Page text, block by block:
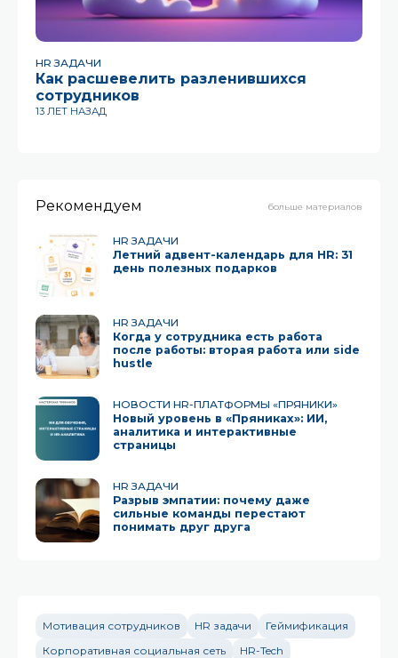
HR ЗАДАЧИ
Как расшевелить разленившихся
сотрудников
13 ЛЕТ НАЗАД
Рекомендуем больше материалов
HR ЗАДАЧИ
Летний адвент-календарь для HR: 31
день полезных подарков
HR ЗАДАЧИ
Когда у сотрудника есть работа
после работы: вторая работа или side
hustle
НОВОСТИ HR-ПЛАТФОРМЫ «ПРЯНИКИ»
Новый уровень в «Пряниках»: ИИ,
аналитика и интерактивные
страницы
HR ЗАДАЧИ
Разрыв эмпатии: почему даже
сильные команды перестают
понимать друг друга
Мотивация сотрудников HR задачи
Геймификация
Корпоративная социальная сеть
HR-Tech